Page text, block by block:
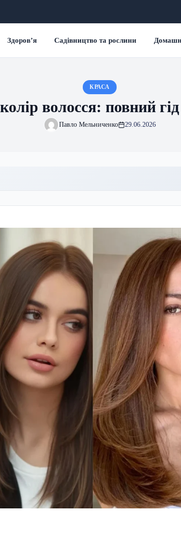
Здоров’я Садівництво та рослини
КРАСА
волосся: повний
Павло Мельниченко 29.06.2026